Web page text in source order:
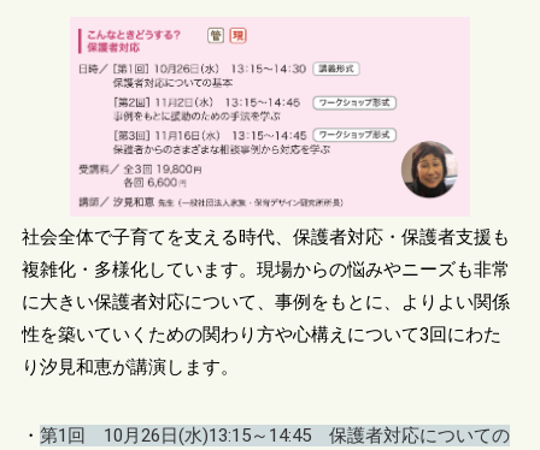
社会全体で子育てを支える時代、保護者対応・保護者支援も
複雑化・多様化しています。現場からの悩みやニーズも非常
に大きい保護者対応について、事例をもとに、よりよい関係
性を築いていくための関わり方や心構えについて3回にわた
り汐見和恵が講演します。
・ 第1回 10月26日(水)13:15～14:45 保護者対応についての